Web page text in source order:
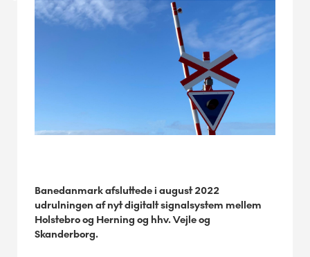
Banedanmark afsluttede i august 2022
udrulningen af nyt digitalt signalsystem mellem
Holstebro og Herning og hhv. Vejle og
Skanderborg.